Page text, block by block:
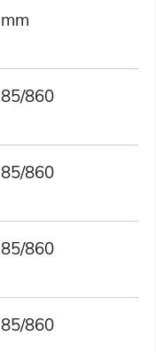
mm
85/860
85/860
85/860
85/860